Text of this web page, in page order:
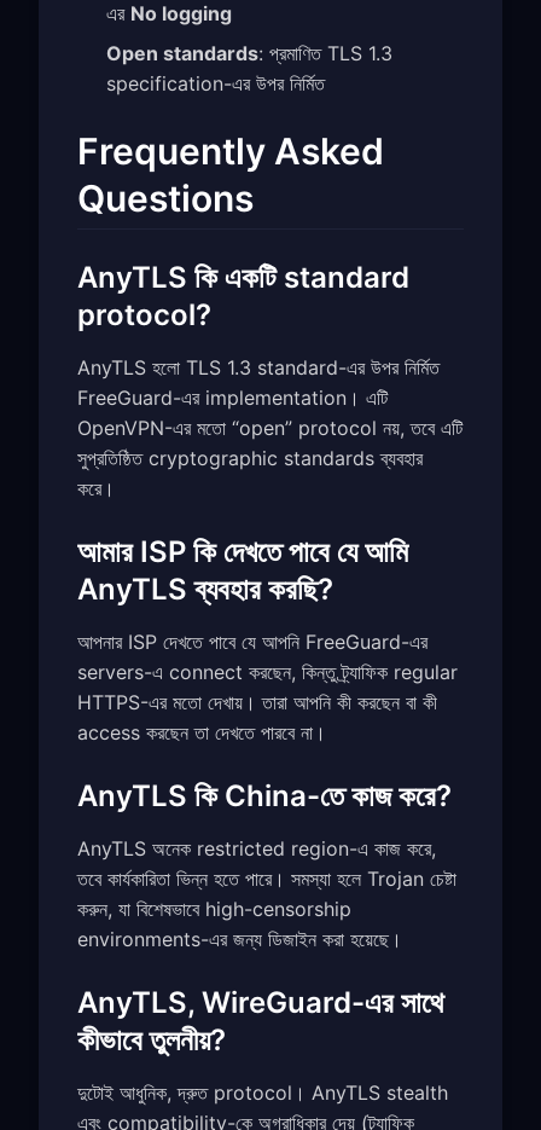
এর No logging
Open standards: প্রমাণিত TLS 1.3
specification-এর উপর নির্মিত
Frequently Asked
Questions
AnyTLS কি একটি standard
protocol?
AnyTLS হলো TLS 1.3 standard-এর উপর নির্মিত
FreeGuard-এর implementation। এটি
OpenVPN-এর মতো “open” protocol নয়, তবে এটি
সুপ্রতিষ্ঠিত cryptographic standards ব্যবহার
করে।
আমার ISP কি দেখতে পাবে যে আমি
AnyTLS ব্যবহার করছি?
আপনার ISP দেখতে পাবে যে আপনি FreeGuard-এর
servers-এ connect করছেন, কিন্তু ট্র্যাফিক regular
HTTPS-এর মতো দেখায়। তারা আপনি কী করছেন বা কী
access করছেন তা দেখতে পারবে না।
AnyTLS কি China-তে কাজ করে?
AnyTLS অনেক restricted region-এ কাজ করে,
তবে কার্যকারিতা ভিন্ন হতে পারে। সমস্যা হলে Trojan চেষ্টা
করুন, যা বিশেষভাবে high-censorship
environments-এর জন্য ডিজাইন করা হয়েছে।
AnyTLS, WireGuard-এর সাথে
কীভাবে তুলনীয়?
দুটোই আধুনিক, দ্রুত protocol। AnyTLS stealth
এবং compatibility-কে অগ্রাধিকার দেয় (ট্র্যাফিক